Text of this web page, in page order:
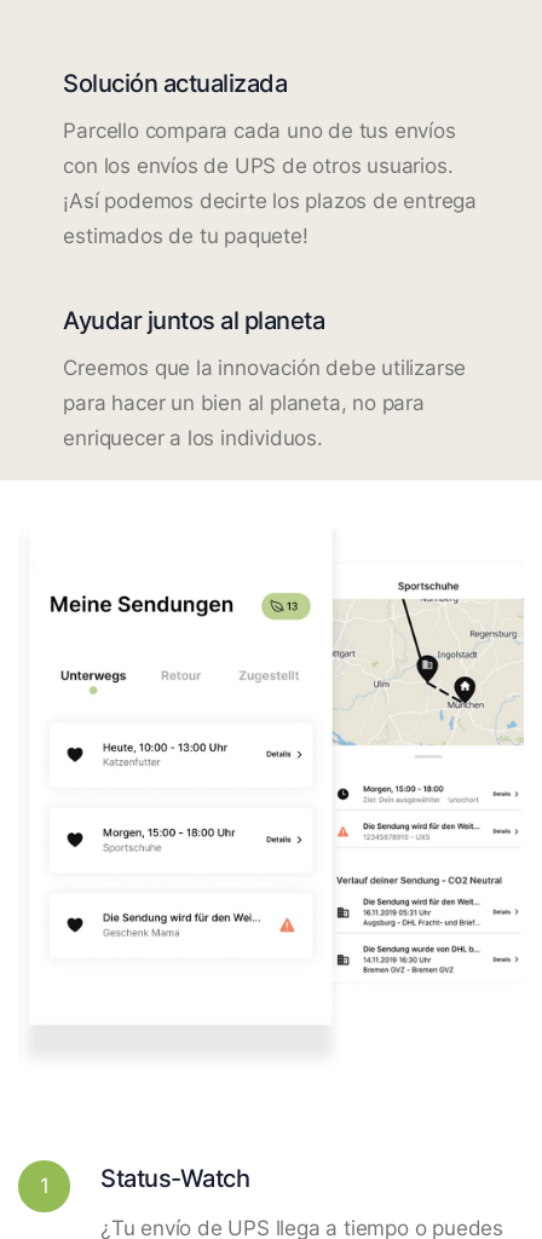
Solución actualizada
Parcello compara cada uno de tus envíos
con los envíos de UPS de otros usuarios.
¡Así podemos decirte los plazos de entrega
estimados de tu paquete!
Ayudar juntos al planeta
Creemos que la innovación debe utilizarse
para hacer un bien al planeta, no para
enriquecer a los individuos.
1 Status-Watch
¿Tu envío de UPS llega a tiempo o puedes